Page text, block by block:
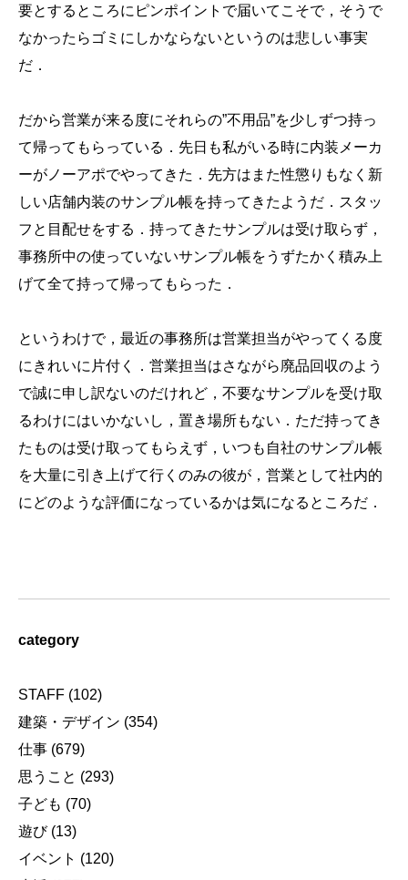
要とするところにピンポイントで届いてこそで，そうで
なかったらゴミにしかならないというのは悲しい事実
だ．
だから営業が来る度にそれらの”不用品”を少しずつ持っ
て帰ってもらっている．先日も私がいる時に内装メーカ
ーがノーアポでやってきた．先方はまた性懲りもなく新
しい店舗内装のサンプル帳を持ってきたようだ．スタッ
フと目配せをする．持ってきたサンプルは受け取らず，
事務所中の使っていないサンプル帳をうずたかく積み上
げて全て持って帰ってもらった．
というわけで，最近の事務所は営業担当がやってくる度
にきれいに片付く．営業担当はさながら廃品回収のよう
で誠に申し訳ないのだけれど，不要なサンプルを受け取
るわけにはいかないし，置き場所もない．ただ持ってき
たものは受け取ってもらえず，いつも自社のサンプル帳
を大量に引き上げて行くのみの彼が，営業として社内的
にどのような評価になっているかは気になるところだ．
category
STAFF (102)
建築・デザイン (354)
仕事 (679)
思うこと (293)
子ども (70)
遊び(13)
イベント (120)